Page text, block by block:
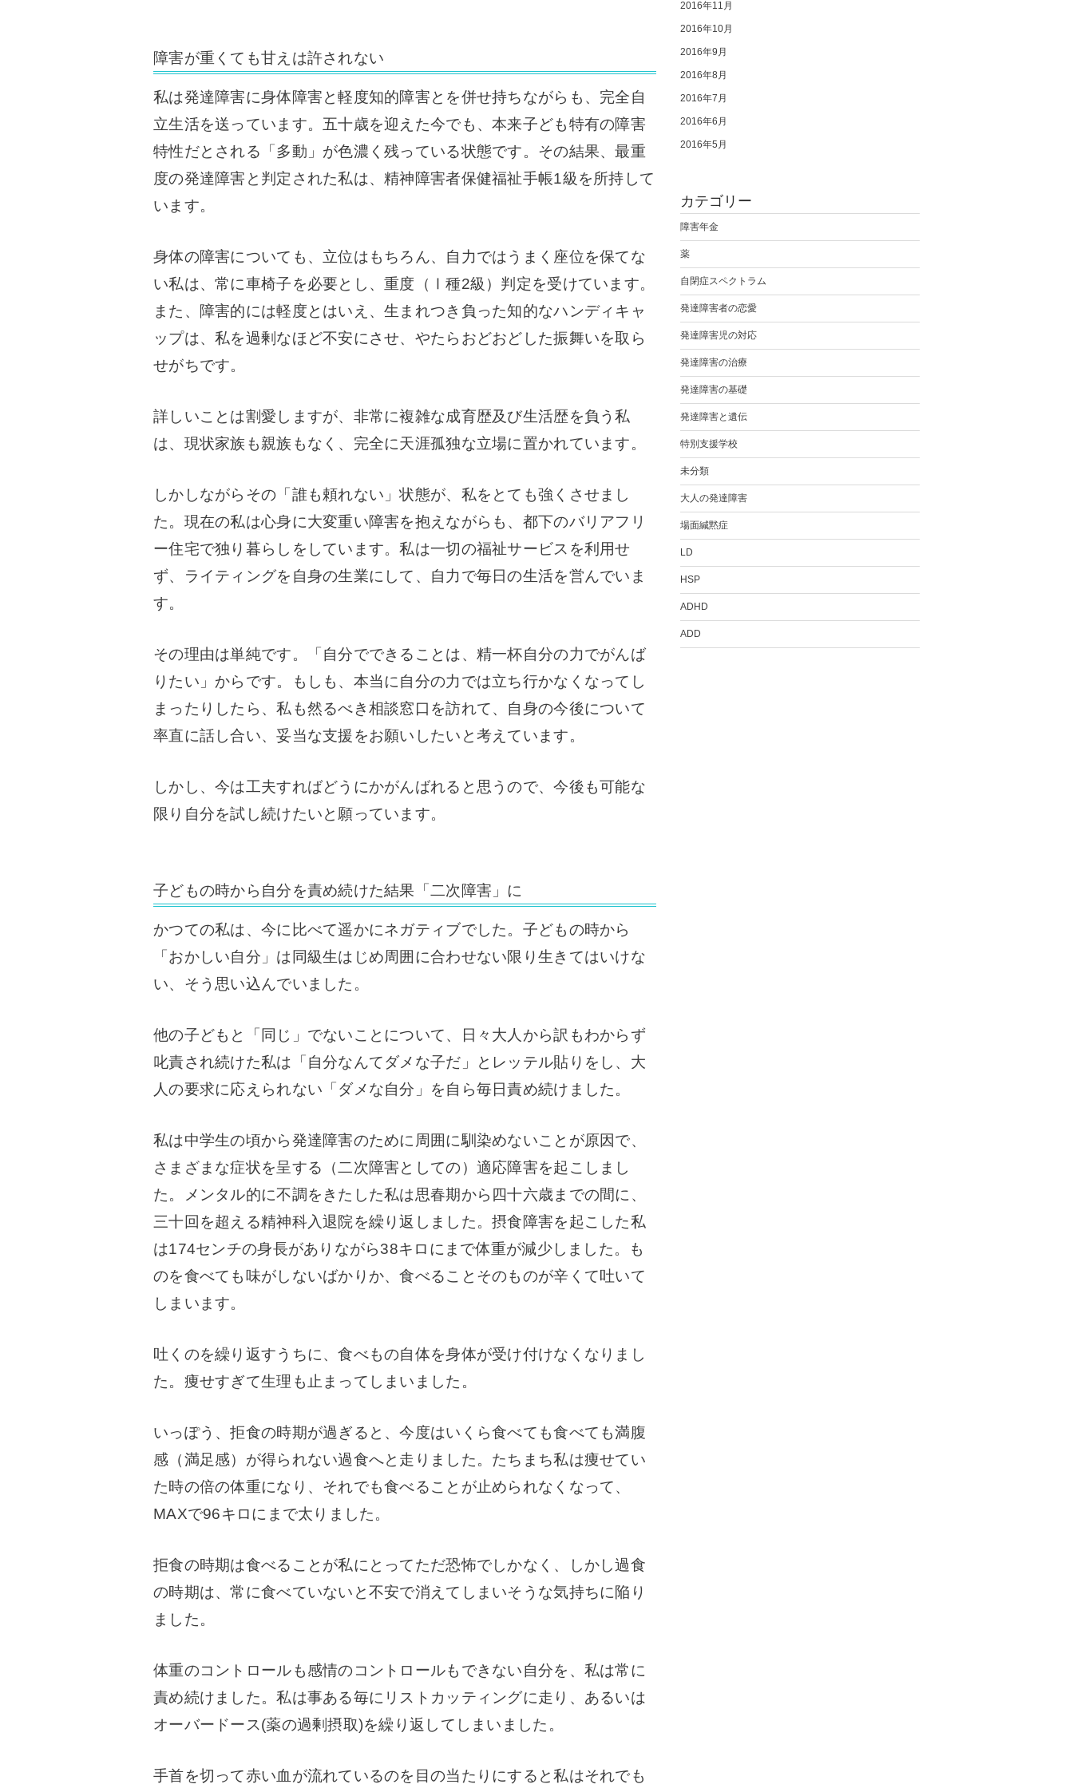
障害が重くても甘えは許されない
私は発達障害に身体障害と軽度知的障害とを併せ持ちながらも、完全自
立生活を送っています。 五十歳を迎えた今でも、本来子ども特有の障害
特性だとされる「多動」が色濃く残っている状態です。その結果、最重
度の発達障害と判定された私は、精神障害者保健福祉手帳1級を所持して
います。
身体の障害についても、立位はもちろん、自力ではうまく座位を保てな
い私は、常に車椅子を必要とし、重度（Ⅰ種2級）判定を受けています。
また、障害的には軽度とはいえ、生まれつき負った知的なハンディキャ
ップは、私を過剰なほど不安にさせ、やたらおどおどした振舞いを取ら
せがちです。
詳しいことは割愛しますが、 非常に複雑な成育歴及び生活歴を負う私
は、現状家族も親族もなく、完全に天涯孤独な立場に置かれています。
しかしながらその「誰も頼れない」状態が、私をとても強くさせまし
た。 現在の私は心身に大変重い障害を抱えながらも、都下のバリアフリ
ー住宅で独り暮らしをしています。私は一切の福祉サービスを利用せ
ず、ライティングを自身の生業にして、自力で毎日の生活を営んでいま
す。
その理由は単純です。「自分でできることは、精一杯自分の力でがんば
りたい」からです。
もしも、本当に自分の力では立ち行かなくなってし
まったりしたら、私も然るべき相談窓口を訪れて、自身の今後について
率直に話し合い、妥当な支援をお願いしたいと考えています。
しかし、今は工夫すればどうにかがんばれると思うので、今後も可能な
限り自分を試し続けたいと願っています。
子どもの時から自分を責め続けた結果「二次障害」に
かつての私は、今に比べて遥かにネガティブでした。 子どもの時から
「おかしい自分」は 同級生はじめ周囲に合わせない限り生きてはいけな
い、そう思い込んでいました。
他の子どもと「同じ」でないことについて、日々大人から訳もわからず
叱責され続けた私は「自分なんてダメな子だ」とレッテル貼りをし、大
人の要求に応えられない「ダメな自分」を自ら毎日責め続けました。
私は中学生の頃から発達障害のために周囲に馴染めないことが原因で、
さまざまな症状を呈する（二次障害としての）適応障害を起こしまし
た。
メンタル的に不調をきたした私は思春期から四十六歳までの間に、
三十回を超える精神科入退院を繰り返しました。摂食障害を起こした私
は174センチの身長がありながら38キロにまで体重が減少しました。
も
のを食べても味がしないばかりか、食べることそのものが辛くて吐いて
しまいます。
吐くのを繰り返すうちに、食べもの自体を身体が受け付けなくなりまし
た。 痩せすぎて生理も止まってしまいました。
いっぽう、拒食の時期が過ぎると、今度はいくら食べても食べても満腹
感（満足感）が得られない過食へと走りました。 たちまち私は痩せてい
た時の倍の体重になり、それでも食べることが止められなくなって、
MAXで96キロにまで太りました。
拒食の時期は食べることが私にとってただ恐怖でしかなく、しかし過食
の時期は、常に食べていないと不安で消えてしまいそうな気持ちに陥り
ました。
体重のコントロールも感情のコントロールもできない自分を、私は常に
責め続けました。私は事ある毎にリストカッティングに走り、あるいは
オーバードース(薬の過剰摂取)を繰り返してしまいました。
手首を切って赤い血が流れているのを目の当たりにすると私はそれでも
2016年11月
2016年10月
2016年9月
2016年8月
2016年7月
2016年6月
2016年5月
カテゴリー
障害年金
薬
自閉症スペクトラム
発達障害者の恋愛
発達障害児の対応
発達障害の治療
発達障害の基礎
発達障害と遺伝
特別支援学校
未分類
大人の発達障害
場面緘黙症
LD
HSP
ADHD
ADD